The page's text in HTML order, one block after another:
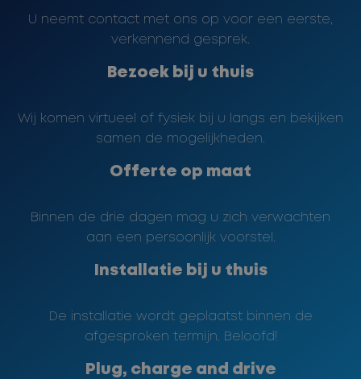
U neemt contact met ons op voor een eerste,
verkennend gesprek.
Bezoek bij u thuis
Wij komen virtueel of fysiek bij u langs en bekijken
samen de mogelijkheden.
Offerte op maat
Binnen de drie dagen mag u zich verwachten
aan een persoonlijk voorstel.
Installatie bij u thuis
De installatie wordt geplaatst binnen de
afgesproken termijn. Beloofd!
Plug, charge and drive